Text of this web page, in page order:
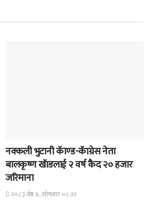
नक्कली भुटानी कॅाण्ड-कॅाग्रेस नेता
बालकृष्ण खॅाडलाई २ वर्ष कैद २० हजार
जरिमाना
२०८३ जेष्ठ ४, सोमबार ०८:२२